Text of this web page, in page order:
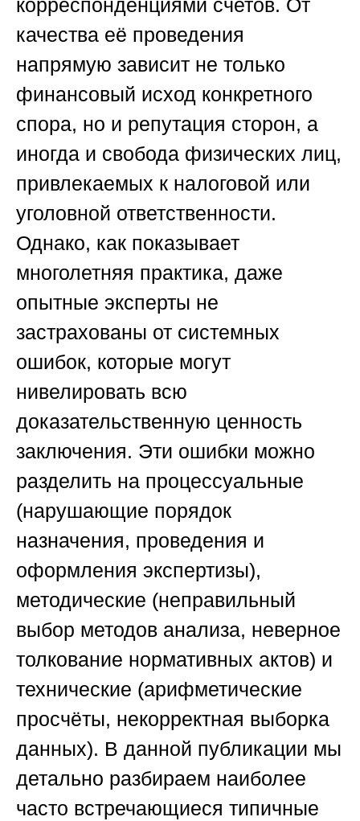
корреспонденциями счетов. От
качества её проведения
напрямую зависит не только
финансовый исход конкретного
спора, но и репутация сторон, а
иногда и свобода физических лиц,
привлекаемых к налоговой или
уголовной ответственности.
Однако, как показывает
многолетняя практика, даже
опытные эксперты не
застрахованы от системных
ошибок, которые могут
нивелировать всю
доказательственную ценность
заключения. Эти ошибки можно
разделить на процессуальные
(нарушающие порядок
назначения, проведения и
оформления экспертизы),
методические (неправильный
выбор методов анализа, неверное
толкование нормативных актов) и
технические (арифметические
просчёты, некорректная выборка
данных). В данной публикации мы
детально разбираем наиболее
часто встречающиеся типичные